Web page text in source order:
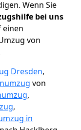
Wenn Sie
bei uns
einen
von
Dresden,
von
,
,
in